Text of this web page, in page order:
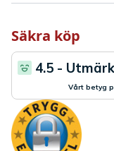
Säkra köp